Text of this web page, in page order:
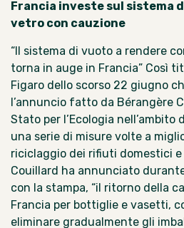
Francia investe sul sistema
vetro con cauzione
“Il sistema di vuoto a rendere
torna in auge in Francia” Così
Figaro dello scorso 22 giugno
l’annuncio fatto da Bérangère
Stato per l’Ecologia nell’ambito
una serie di misure volte a
riciclaggio dei rifiuti domestici e
Couillard ha annunciato
con la stampa, “il ritorno della
Francia per bottiglie e vasetti,
eliminare gradualmente gli